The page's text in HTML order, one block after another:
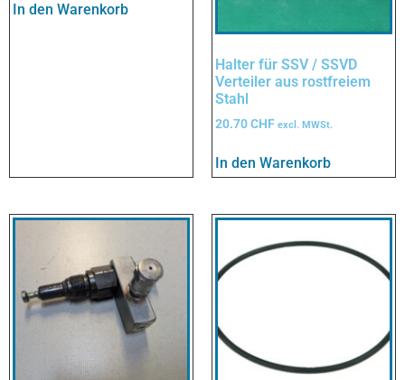
In den Warenkorb
Halter für SSV / SSVD
Verteiler aus rostfreiem
Stahl
20.70CHF excl. MWSt.
In den Warenkorb